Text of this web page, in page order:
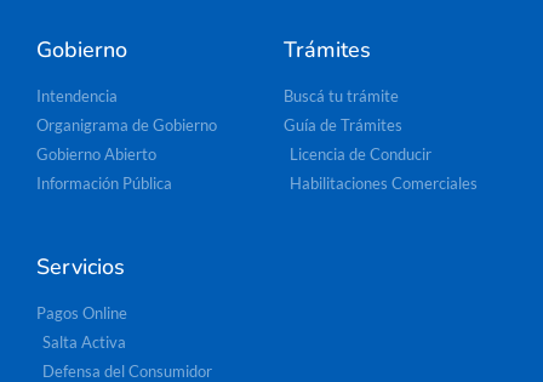
Gobierno
Intendencia
Organigrama de Gobierno
Gobierno Abierto
Información Pública
Trámites
Buscá tu trámite
Guía de Trámites
Licencia de Conducir
Habilitaciones Comerciales
Servicios
Pagos Online
Salta Activa
Defensa del Consumidor